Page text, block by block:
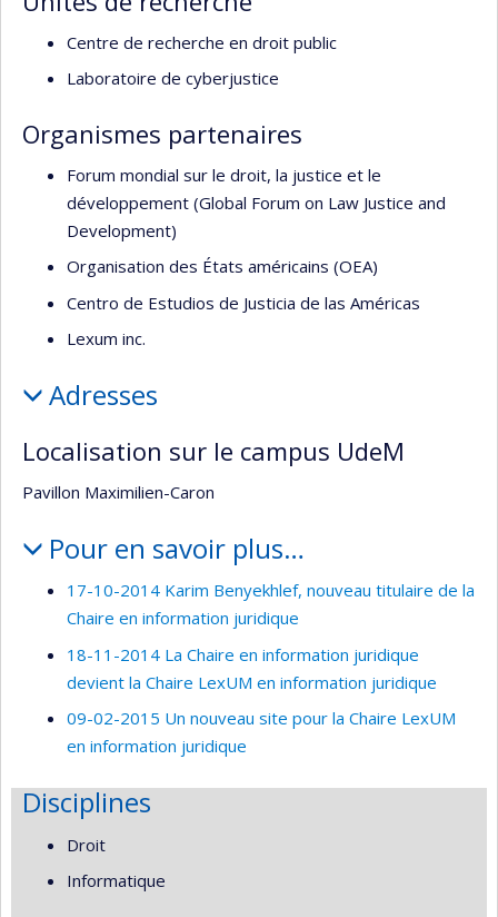
Centre de recherche en droit public
Laboratoire de cyberjustice
Organismes partenaires
Forum mondial sur le droit, la justice et le
développement (Global Forum on Law Justice and
Development)
Organisation des États américains (OEA)
Centro de Estudios de Justicia de las Américas
Lexum inc.
Adresses
Localisation sur le campus UdeM
Pavillon Maximilien-Caron
Pour en savoir plus…
17-10-2014 Karim Benyekhlef, nouveau titulaire de la
Chaire en information juridique
18-11-2014 La Chaire en information juridique
devient la Chaire LexUM en information juridique
09-02-2015 Un nouveau site pour la Chaire LexUM
en information juridique
Disciplines
Droit
Informatique